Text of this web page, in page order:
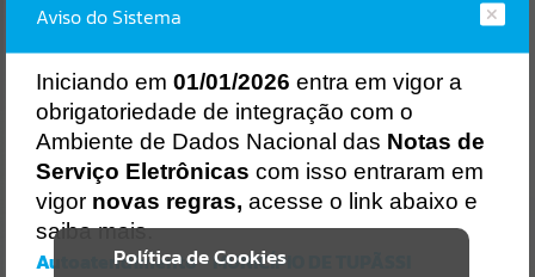
Portais
Por favor, aguarde...
NOTÍCIAS
Por favor, aguarde...
AUTOATENDIMENTO
Política de Cookies
Aviso do Sistema
Iniciando em 01/01/2026 entra em vigor a
obrigatoriedade de integração com o
Ambiente de Dados Nacional das Notas de
Serviço Eletrônicas com isso entraram em
vigor novas regras, acesse o link abaixo e
saiba mais.
Autoatendimento - MUNICÍPIO DE TUPÃSSI
Erro
Gerenciamento do Sistema
CÓDIGO DA MENSAGEM:
Ocorreu um erro de script:
Uncaught SyntaxError: Unexpected token '('
https://tupassi.atende.net/cidadao/pagina/static/bundle/wpo_index
_2_base_l2_portal_editores_sync_0b42c19fa6001c693ae1518a93389
07f.js?v=b4a5ca9c:47
Verificar Mais Detalhes